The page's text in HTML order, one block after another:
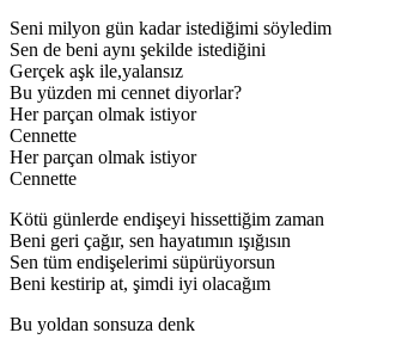
Seni milyon gün kadar istediğimi söyledim
Sen de beni aynı şekilde istediğini
Gerçek aşk ile,yalansız
Bu yüzden mi cennet diyorlar?
Her parçan olmak istiyor
Cennette
Her parçan olmak istiyor
Cennette
Kötü günlerde endişeyi hissettiğim zaman
Beni geri çağır, sen hayatımın ışığısın
Sen tüm endişelerimi süpürüyorsun
Beni kestirip at, şimdi iyi olacağım
Bu yoldan sonsuza denk